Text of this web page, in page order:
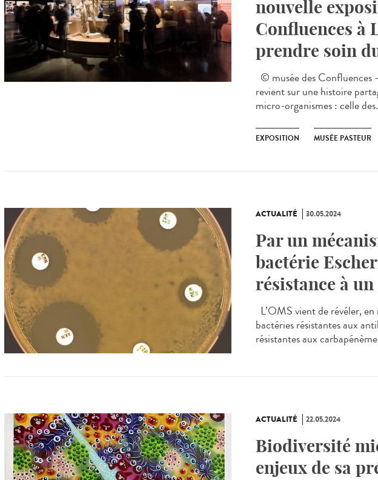
nouvelle
Confluences à
prendre soin
© musée des Confluences
revient sur une histoire
micro-organismes : celle
EXPOSITION MUSÉE PASTEUR
ACTUALITÉ 30.05.2024
Par un
bactérie
résistance à
L’OMS vient de révéler,
bactéries résistantes aux
résistantes aux
ACTUALITÉ 22.05.2024
Biodiversité
enjeux de sa